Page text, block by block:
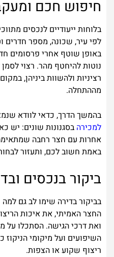
חיפוש חכם
בלוחות ייעודיים לנכסים
לפי עיר, שכונה, מספר חדרים
באופן שוטף אחרי פרסומים
נוטות להיחטף מהר. רצוי
רציניות ולהשוות ביניהן,
מההתחלה.
בהמשך הדרך, כדאי לוודא
למכירה בסגנונות שונים: יש
אחרות עם חצר רחבה
באמת חשוב לכם, ותעזור
ביקור בנכסים
בביקור בדירה שימו לב גם
החצר האמיתי, את איכות
ואת דרכי הגישה. הסתכלו על
השיפועים ועל מיקומי
ריצוף שקוע או הצפות.